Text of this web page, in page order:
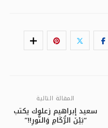
المقالة التالية
سعيد إبراهيم زعلوك يكتب
“بَيْنَ الرُّكَامِ وَالنُّورِ!!”